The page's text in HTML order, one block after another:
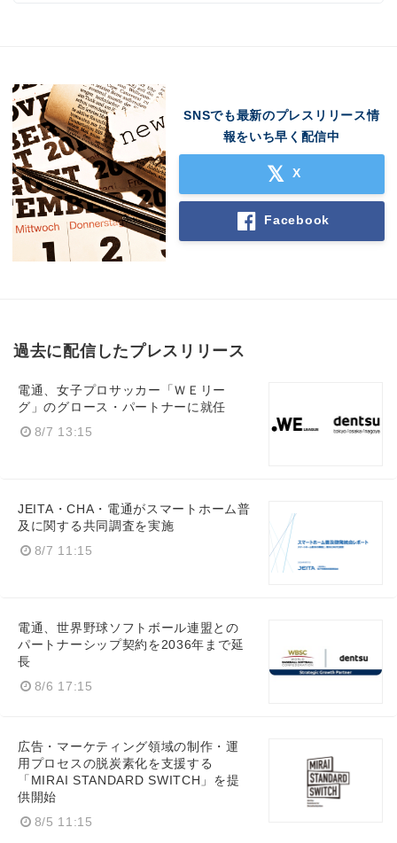
SNSでも最新のプレスリリース情
報をいち早く配信中
X
Facebook
過去に配信したプレスリリース
電通、女子プロサッカー「ＷＥリー
グ」のグロース・パートナーに就任
8/7 13:15
JEITA・CHA・電通がスマートホーム普
及に関する共同調査を実施
8/7 11:15
電通、世界野球ソフトボール連盟との
パートナーシップ契約を2036年まで延
長
8/6 17:15
広告・マーケティング領域の制作・運
用プロセスの脱炭素化を支援する
「MIRAI STANDARD SWITCH」を提
供開始
8/5 11:15